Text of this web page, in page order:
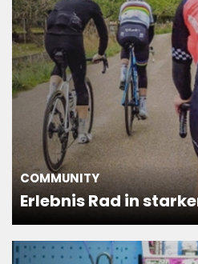
COMMUNITY
Erlebnis Rad in